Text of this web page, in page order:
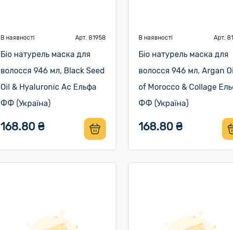
В наявності Арт. 81958
Біо натурель маска для
волосся 946 мл, Black Seed
Oil & Hyaluronic Ac Ельфа
ФФ (Україна)
168.80 ₴
В наявності Арт.
Біо натурель маска для
волосся 946 мл, Argan
of Morocco & Collage
ФФ (Україна)
168.80 ₴